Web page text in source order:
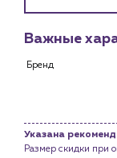
История
Важные
Бренд
Указана
Размер скидки при